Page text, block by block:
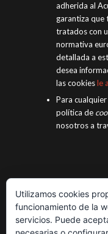
adherida al
garantiza que
tratados con
normativa
detallada a
desea
las cookiesle
Para
política de
nosotros a
Utilizamos cookies
funcionamiento de la
servicios. Puede